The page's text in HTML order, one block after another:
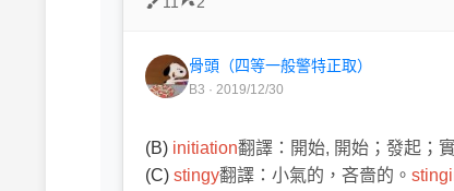
骨頭（四等一般警特正取）
B3 · 2019/12/30
(B) initiation翻譯：開始, 開始；發起；
(C) stingy翻譯：小氣的，吝嗇的。